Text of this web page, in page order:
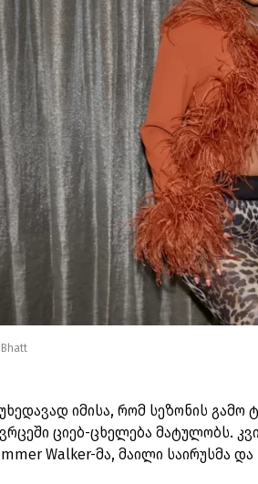
Bhatt
იმისა, რომ სეზონის
ციებ-ცხელება მატულობს.
Walker-მა, მაილი საირუსმა